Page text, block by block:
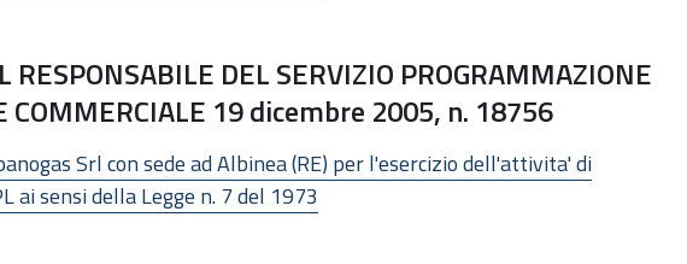
DEL SERVIZIO PROGRAMMAZIONE
COMMERCIALE 19 dicembre 2005, n. 18756
Srl con sede ad Albinea (RE) per l'esercizio dell'attivita' di
ai sensi della Legge n. 7 del 1973